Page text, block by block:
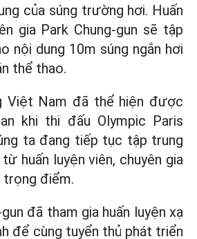
của súng trường hơi. Huấn
gia Park Chung-gun sẽ tập
nội dung 10m súng ngắn hơi
thể thao.
Việt Nam đã thể hiện được
khi thi đấu Olympic Paris
ta đang tiếp tục tập trung
huấn luyện viên, chuyên gia
trọng điểm.
đã tham gia huấn luyện xạ
để cùng tuyển thủ phát triển